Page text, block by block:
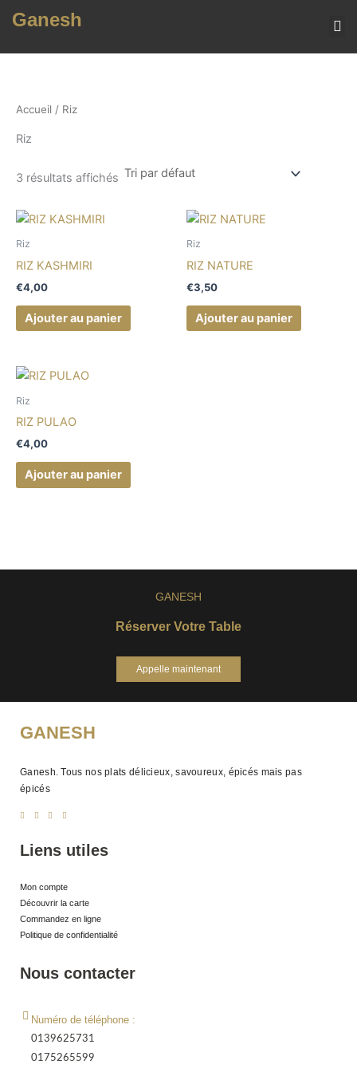
Ganesh
Accueil / Riz
Riz
3 résultats affichés
Riz
RIZ KASHMIRI
€4,00
Ajouter au panier
Riz
RIZ NATURE
€3,50
Ajouter au panier
Riz
RIZ PULAO
€4,00
Ajouter au panier
GANESH
Réserver Votre Table
Appelle maintenant
GANESH
Ganesh. Tous nos plats délicieux, savoureux, épicés mais pas
épicés
Liens utiles
Mon compte
Découvrir la carte
Commandez en ligne
Politique de confidentialité
Nous contacter
Numéro de téléphone :
0139625731
0175265599